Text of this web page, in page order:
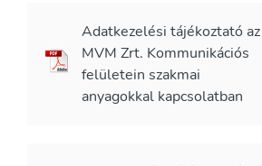
Adatkezelési tájékoztató az
MVM Zrt. Kommunikációs
felületein szakmai
anyagokkal kapcsolatban